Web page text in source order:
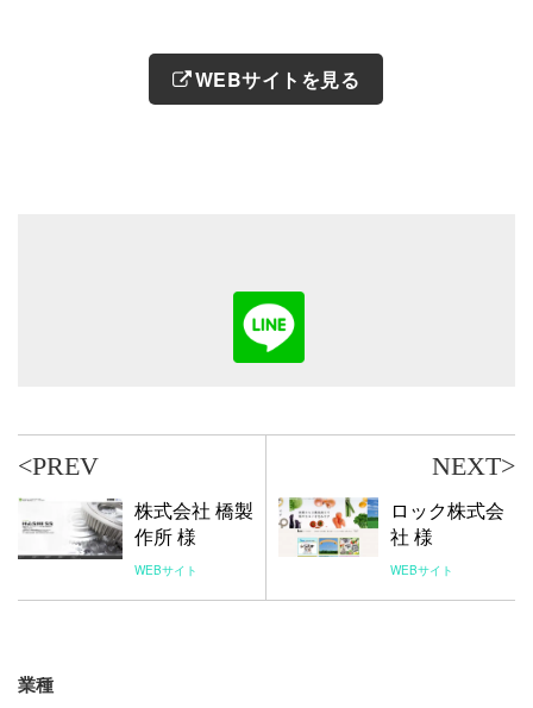
WEBサイトを見る
<PREV
株式会社 橋製
作所 様
WEBサイト
NEXT>
ロック株式会
社 様
WEBサイト
業種